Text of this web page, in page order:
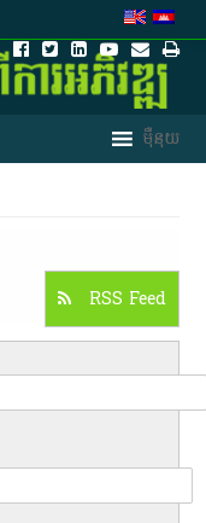
RSS Feed